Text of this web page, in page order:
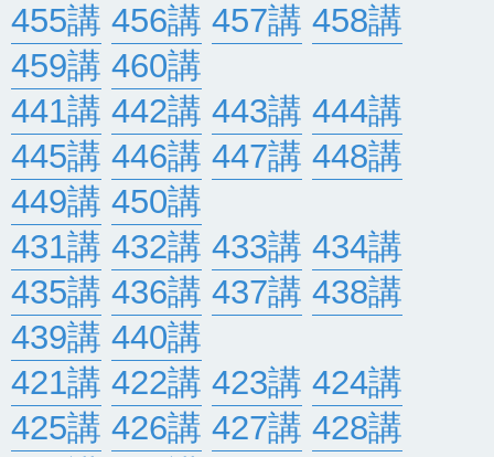
455講 456講 457講 458講
459講 460講
441講 442講 443講 444講
445講 446講 447講 448講
449講 450講
431講 432講 433講 434講
435講 436講 437講 438講
439講 440講
421講 422講 423講 424講
425講 426講 427講 428講